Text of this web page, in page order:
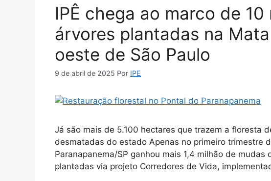
IPÊ chega ao marco de
árvores plantadas na
oeste de São Paulo
9 de abril de 2025 Por IPE
Já são mais de 5.100 hectares que trazem a floresta
desmatadas do estado Apenas no primeiro trimestre
Paranapanema/SP ganhou mais 1,4 milhão de
plantadas via projeto Corredores de Vida,